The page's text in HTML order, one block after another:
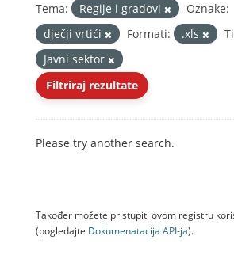
Tema: Regije i gradovi
Oznake:
dječji vrtići
Formati: .xls
Javni sektor
Filtriraj rezultate
Please try another search.
Također možete pristupiti ovom registru
(pogledajte Dokumenаtаcijа API-jа).